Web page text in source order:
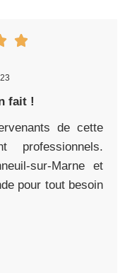
fait !
de cette
professionnels.
sur-Marne et
pour tout besoin